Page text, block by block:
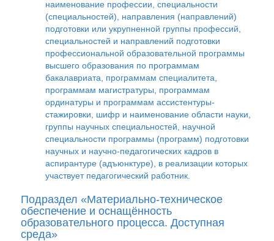
наименование профессии, специальности
(специальностей), направления (направлений)
подготовки или укрупненной группы профессий,
специальностей и направлений подготовки
профессиональной образовательной программы
высшего образования по программам
бакалавриата, программам специалитета,
программам магистратуры, программам
ординатуры и программам ассистентуры-
стажировки, шифр и наименование области науки,
группы научных специальностей, научной
специальности программы (программ) подготовки
научных и научно-педагогических кадров в
аспирантуре (адъюнктуре), в реализации которых
участвует педагогический работник.
Подраздел «Материально-техническое
обеспечение и оснащённость
образовательного процесса. Доступная
среда»